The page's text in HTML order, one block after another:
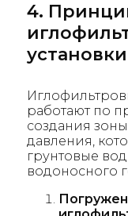
4.
установки
работают по
создания
давления,
грунтовые
водоносного